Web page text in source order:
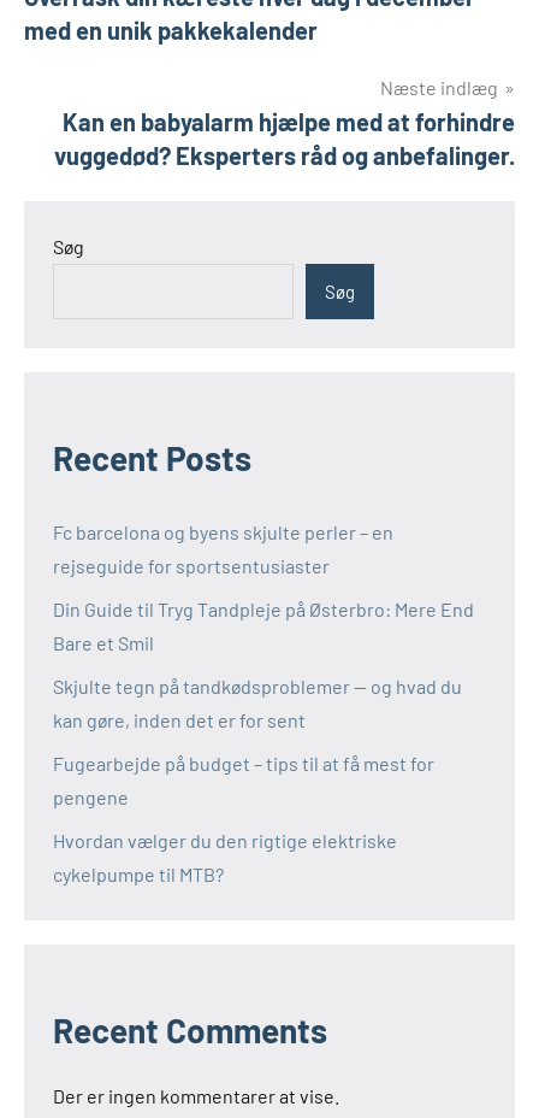
med en unik pakkekalender
Næste indlæg
Kan en babyalarm hjælpe med at forhindre
vuggedød? Eksperters råd og anbefalinger.
Søg
Søg
Recent Posts
Fc barcelona og byens skjulte perler – en
rejseguide for sportsentusiaster
Din Guide til Tryg Tandpleje på Østerbro: Mere End
Bare et Smil
Skjulte tegn på tandkødsproblemer — og hvad du
kan gøre, inden det er for sent
Fugearbejde på budget – tips til at få mest for
pengene
Hvordan vælger du den rigtige elektriske
cykelpumpe til MTB?
Recent Comments
Der er ingen kommentarer at vise.